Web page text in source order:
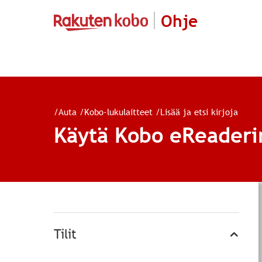
Ohje
/Auta /Kobo-lukulaitteet /Lisää ja etsi kirjoja
Käytä Kobo
Tilit